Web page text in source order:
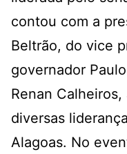
contou com a
Beltrão, do vice
governador
Renan
diversas
Alagoas. No